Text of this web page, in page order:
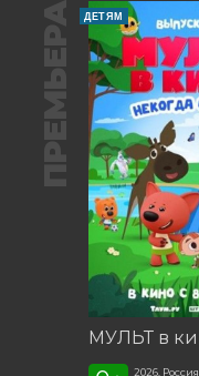
ПРЕМЬЕРА ДЕТЯМ
2026, Россия